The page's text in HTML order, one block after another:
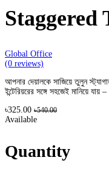
Global Office
(0 reviews)
আপনার দেয়ালকে সাজিয়ে তুলুন
ইন্টেরিয়রের সঙ্গে সহজেই মানিয়ে
৳325.00 ৳540.00
Available
Quantity